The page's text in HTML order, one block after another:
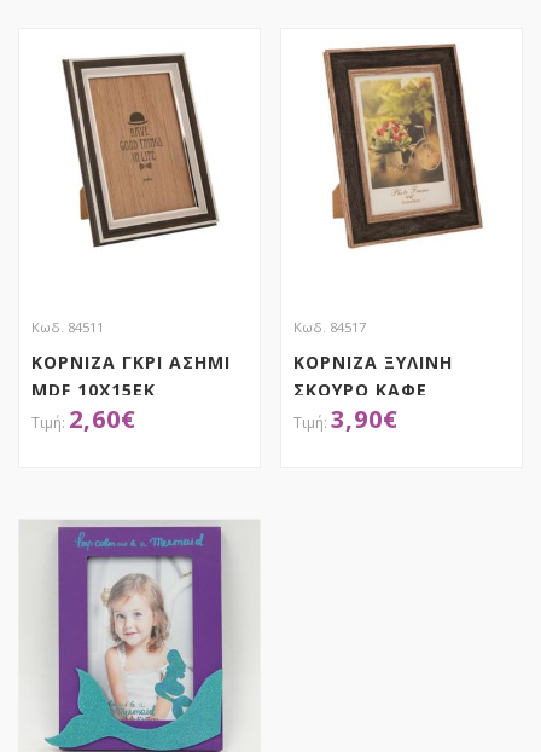
Κωδ. 84511
ΚΟΡΝΙΖΑ ΓΚΡΙ ΑΣΗΜΙ
MDF 10Χ15ΕΚ
2,60€
Κωδ. 84517
ΚΟΡΝΙΖΑ ΞΥΛΙΝΗ
ΣΚΟΥΡΟ ΚΑΦΕ
10Χ15ΕΚ
3,90€